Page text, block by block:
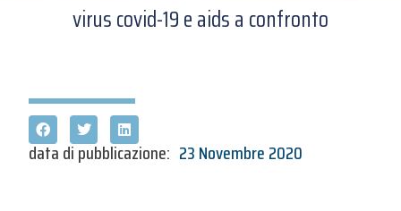
virus covid-19 e aids a confronto
data di pubblicazione: 23 Novembre 2020